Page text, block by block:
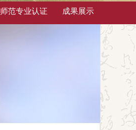
师范专业认证 成果展示